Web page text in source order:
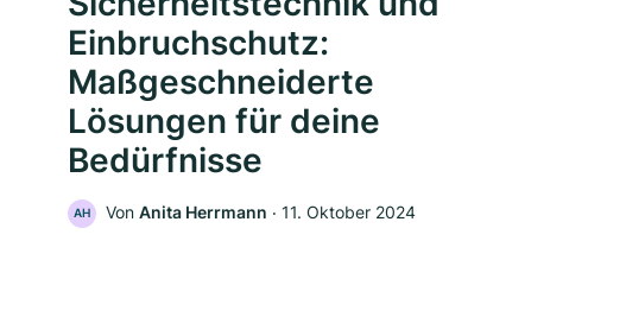
Einbruchschutz:
Maßgeschneiderte
Lösungen für deine
Bedürfnisse
AH Von Anita Herrmann ‧ 11. Oktober 2024